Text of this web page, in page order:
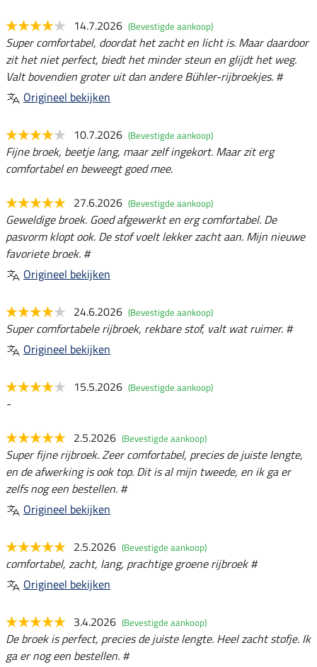
14.7.2026 (Bevestigde aankoop)
Super comfortabel, doordat het zacht en licht is. Maar daardoor
zit het niet perfect, biedt het minder steun en glijdt het weg.
Valt bovendien groter uit dan andere Bühler-rijbroekjes. #
Origineel bekijken
10.7.2026 (Bevestigde aankoop)
Fijne broek, beetje lang, maar zelf ingekort. Maar zit erg
comfortabel en beweegt goed mee.
27.6.2026 (Bevestigde aankoop)
Geweldige broek. Goed afgewerkt en erg comfortabel. De
pasvorm klopt ook. De stof voelt lekker zacht aan. Mijn nieuwe
favoriete broek. #
Origineel bekijken
24.6.2026 (Bevestigde aankoop)
Super comfortabele rijbroek, rekbare stof, valt wat ruimer. #
Origineel bekijken
15.5.2026 (Bevestigde aankoop)
-
2.5.2026 (Bevestigde aankoop)
Super fijne rijbroek. Zeer comfortabel, precies de juiste lengte,
en de afwerking is ook top. Dit is al mijn tweede, en ik ga er
zelfs nog een bestellen. #
Origineel bekijken
2.5.2026 (Bevestigde aankoop)
comfortabel, zacht, lang, prachtige groene rijbroek #
Origineel bekijken
3.4.2026 (Bevestigde aankoop)
De broek is perfect, precies de juiste lengte. Heel zacht stofje. Ik
ga er nog een bestellen. #